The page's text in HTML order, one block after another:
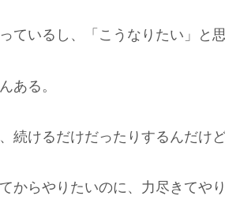
ているし、「こうなりたい」と
ある。
続けるだけだったりするんだけ
からやりたいのに、力尽きてや